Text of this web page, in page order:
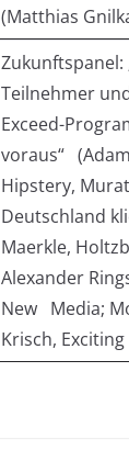
(Matthias
Zukunftspanel:
Teilnehmer
Exceed-
voraus“
Hipstery,
Deutschland
Maerkle,
Alexander
New Media;
Krisch,